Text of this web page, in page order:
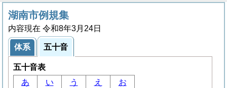
湖南市例規集
内容現在 令和8年3月24日
体系 五十音
五十音表
あ
い う え
お